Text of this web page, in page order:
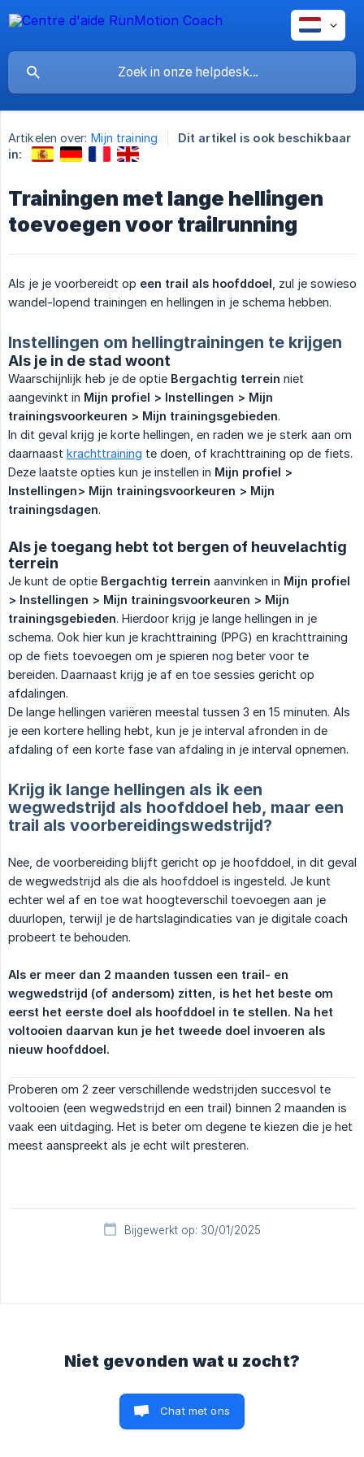
Artikelen over: Mijn training
Dit artikel is ook beschikbaar
in:
Trainingen met lange hellingen
toevoegen voor trailrunning
Als je je voorbereidt op een trail als hoofddoel , zul je sowieso
wandel-lopend trainingen en hellingen in je schema hebben.
Instellingen om hellingtrainingen te krijgen
Als je in de stad woont
Waarschijnlijk heb je de optie Bergachtig terrein niet
aangevinkt in Mijn profiel > Instellingen > Mijn
trainingsvoorkeuren > Mijn trainingsgebieden.
In dit geval krijg je korte hellingen, en raden we je sterk aan om
daarnaast krachttraining te doen, of krachttraining op de fiets.
Deze laatste opties kun je instellen in Mijn profiel >
Instellingen> Mijn trainingsvoorkeuren > Mijn
trainingsdagen.
Als je toegang hebt tot bergen of heuvelachtig
terrein
Je kunt de optie Bergachtig terrein aanvinken in Mijn profiel
> Instellingen > Mijn trainingsvoorkeuren > Mijn
trainingsgebieden. Hierdoor krijg je lange hellingen in je
schema. Ook hier kun je krachttraining (PPG) en krachttraining
op de fiets toevoegen om je spieren nog beter voor te
bereiden. Daarnaast krijg je af en toe sessies gericht op
afdalingen.
De lange hellingen variëren meestal tussen 3 en 15 minuten. Als
je een kortere helling hebt, kun je je interval afronden in de
afdaling of een korte fase van afdaling in je interval opnemen.
Krijg ik lange hellingen als ik een
wegwedstrijd als hoofddoel heb, maar een
trail als voorbereidingswedstrijd?
Nee, de voorbereiding blijft gericht op je hoofddoel, in dit geval
de wegwedstrijd als die als hoofddoel is ingesteld. Je kunt
echter wel af en toe wat hoogteverschil toevoegen aan je
duurlopen, terwijl je de hartslagindicaties van je digitale coach
probeert te behouden.
Als er meer dan 2 maanden tussen een trail- en
wegwedstrijd (of andersom) zitten, is het het beste om
eerst het eerste doel als hoofddoel in te stellen. Na het
voltooien daarvan kun je het tweede doel invoeren als
nieuw hoofddoel.
Proberen om 2 zeer verschillende wedstrijden succesvol te
voltooien (een wegwedstrijd en een trail) binnen 2 maanden is
vaak een uitdaging. Het is beter om degene te kiezen die je het
meest aanspreekt als je echt wilt presteren.
Bijgewerkt op: 30/01/2025
Niet gevonden wat u zocht?
Chat met ons